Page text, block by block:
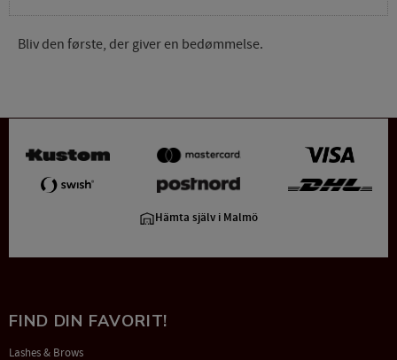
Bliv den første, der giver en bedømmelse.
Hämta själv i Malmö
FIND DIN FAVORIT!
Lashes & Brows